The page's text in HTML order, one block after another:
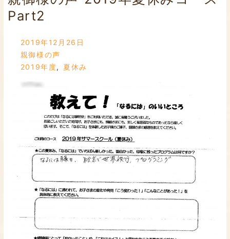
Part2
2019年12月26日
親御様の声
2019年度, 夏休み